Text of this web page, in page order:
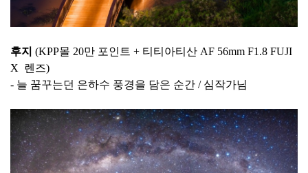
후지 (KPP몰 20만 포인트 + 티티아티산 AF 56mm F1.8 FUJI
X 렌즈)
- 늘 꿈꾸는던 은하수 풍경을 담은 순간 / 심작가님